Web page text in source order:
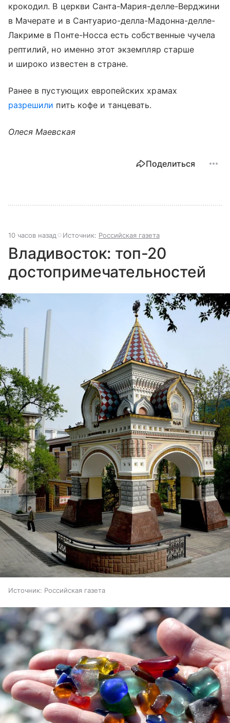
крокодил. В церкви Санта-Мария-делле-Верджини
в Мачерате и в Сантуарио-делла-Мадонна-делле-
Лакриме в Понте-Носса есть собственные чучела
рептилий, но именно этот экземпляр старше
и широко известен в стране.
Ранее в пустующих европейских храмах
разрешили пить кофе и танцевать.
Олеся Маевская
Поделиться
10 часов назад Источник: Российская газета
Владивосток: топ-20
достопримечательностей
Источник: Российская газета